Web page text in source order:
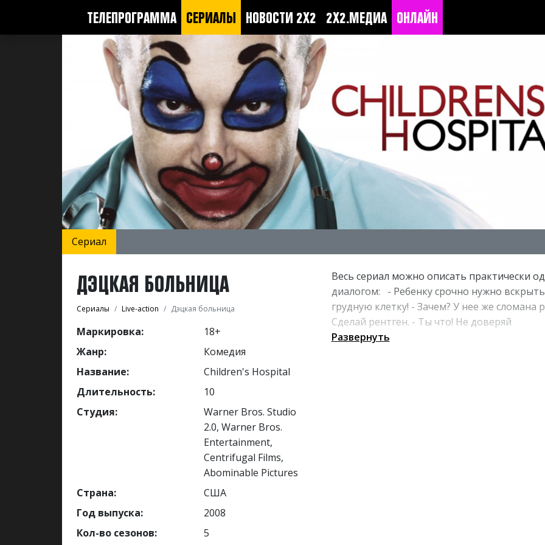
ТЕЛЕПРОГРАММА СЕРИАЛЫ НОВОСТИ 2Х2 2Х2.МЕДИА ОНЛАЙН
Сериал
ДЭЦКАЯ БОЛЬНИЦА
Сериалы Live-action Дэцкая больница
Маркировка:
18+
Жанр:
Комедия
Название:
Children's Hospital
Длительность:
10
Студия:
Warner Bros. Studio
2.0, Warner Bros.
Entertainment,
Centrifugal Films,
Abominable Pictures
Страна:
США
Год выпуска:
2008
Кол-во сезонов:
5
Весь сериал можно описать практически
диалогом: - Ребенку срочно нужно вскрыть
грудную клетку! - Зачем? У нее же сломана
Сделай рентген. - Ты что! Не доверяй
рентгеновским снимкам, они же не
Развернуть